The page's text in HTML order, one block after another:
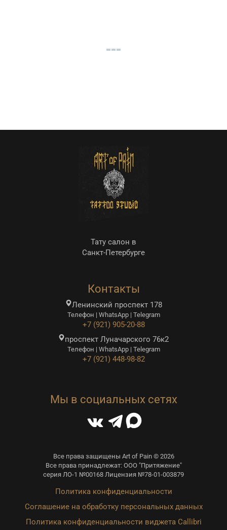
Тату салон в
Санкт-Петербурге
Контакты
Ленинский проспект 178
Телефон | WhatsApp | Telegram
+7 (921) 905-20-88
проспект Луначарского 76к2
Телефон | WhatsApp | Telegram
+7 (921) 448-98-82
Мы в социальных сетях
Все права защищены Art of Pain © 2026
Все права принадлежат: ООО "Притяжение"
серия ЛО-1 №00168 Лицензия №78-01-003879
Политика конфиденциальности
Соглашение на обработку персональных данных
Политика конфиденциальности виджета Callibri